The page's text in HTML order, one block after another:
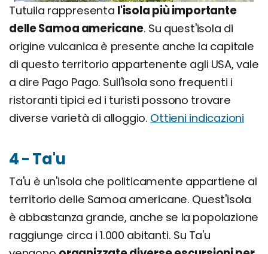
Tutuila rappresenta l'isola più importante
delle Samoa americane. Su quest'isola di
origine vulcanica è presente anche la capitale
di questo territorio appartenente agli USA, vale
a dire Pago Pago. Sull'isola sono frequenti i
ristoranti tipici ed i turisti possono trovare
diverse varietà di alloggio. Ottieni indicazioni
4 - Ta'u
Ta'u è un'isola che politicamente appartiene al
territorio delle Samoa americane. Quest'isola
è abbastanza grande, anche se la popolazione
raggiunge circa i 1.000 abitanti. Su Ta'u